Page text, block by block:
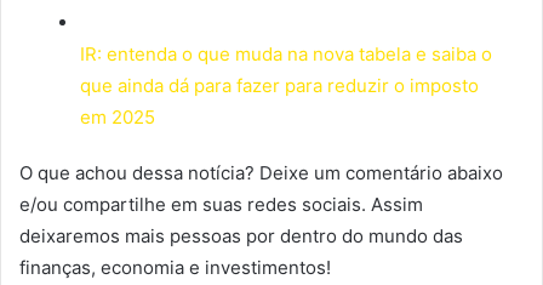
IR: entenda o que muda na nova tabela e saiba o
que ainda dá para fazer para reduzir o imposto
em 2025
O que achou dessa notícia? Deixe um comentário abaixo
e/ou compartilhe em suas redes sociais. Assim
deixaremos mais pessoas por dentro do mundo das
finanças, economia e investimentos!